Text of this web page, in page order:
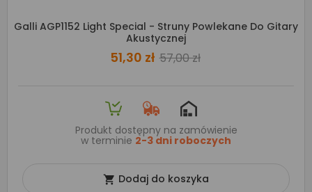
Galli AGP1152 Light Special - Struny Powlekane Do Gitary
Akustycznej
51,30 zł 57,00 zł
Produkt dostępny na zamówienie
w terminie 2-3 dni roboczych
 Dodaj do koszyka